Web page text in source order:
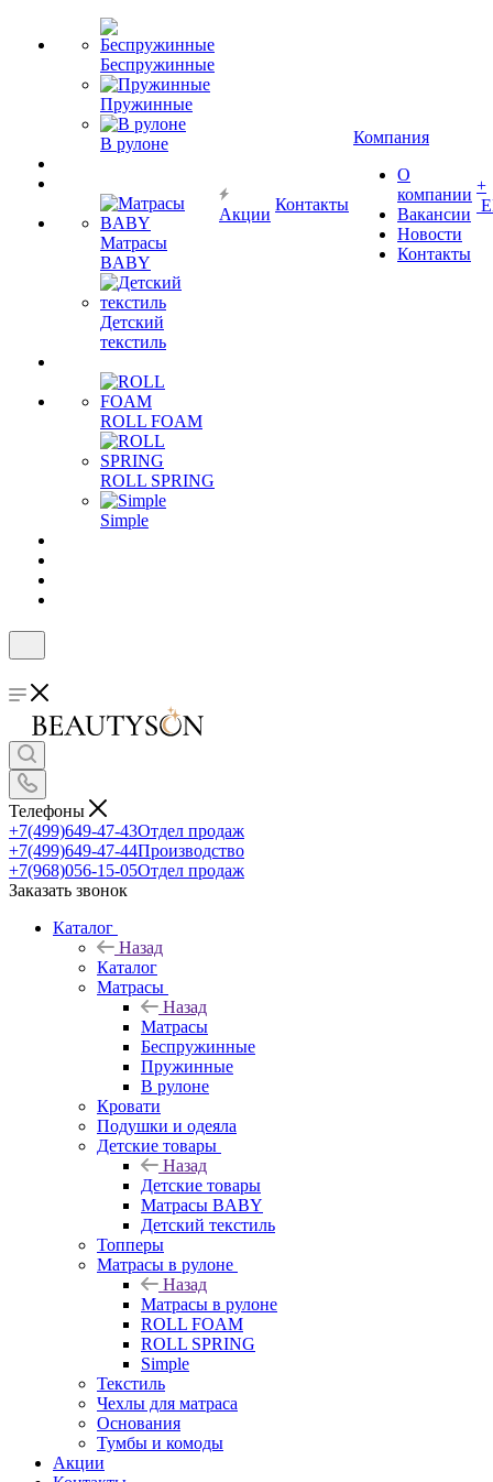
Беспружинные
Пружинные
В рулоне
Матрасы
BABY
Детский
текстиль
ROLL FOAM
ROLL SPRING
Simple
Акции
Контакты
Компания
О
компании
Вакансии
Новости
Контакты
+
Телефоны
+7(499)649-47-43Отдел продаж
+7(499)649-47-44Производство
+7(968)056-15-05Отдел продаж
Заказать звонок
Каталог
Назад
Каталог
Матрасы
Назад
Матрасы
Беспружинные
Пружинные
В рулоне
Кровати
Подушки и одеяла
Детские товары
Назад
Детские товары
Матрасы BABY
Детский текстиль
Топперы
Матрасы в рулоне
Назад
Матрасы в рулоне
ROLL FOAM
ROLL SPRING
Simple
Текстиль
Чехлы для матраса
Основания
Тумбы и комоды
Акции